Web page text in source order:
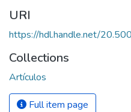
URI
https://hdl.handle.net/
Collections
Artículos
Full item page